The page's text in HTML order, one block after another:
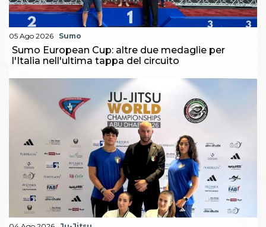
05 Ago 2026 Sumo
Sumo European Cup: altre due medaglie per
l'Italia nell'ultima tappa del circuito